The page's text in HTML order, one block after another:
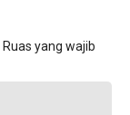
Ruas yang wajib